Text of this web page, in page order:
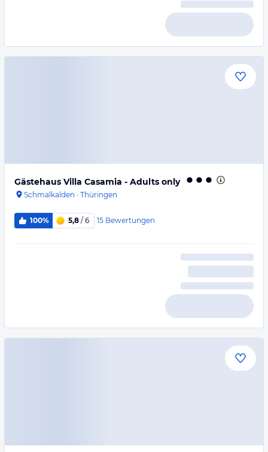
Gästehaus Villa Casamia - Adults only
Schmalkalden · Thüringen
100% 5,8 / 6 15 Bewertungen